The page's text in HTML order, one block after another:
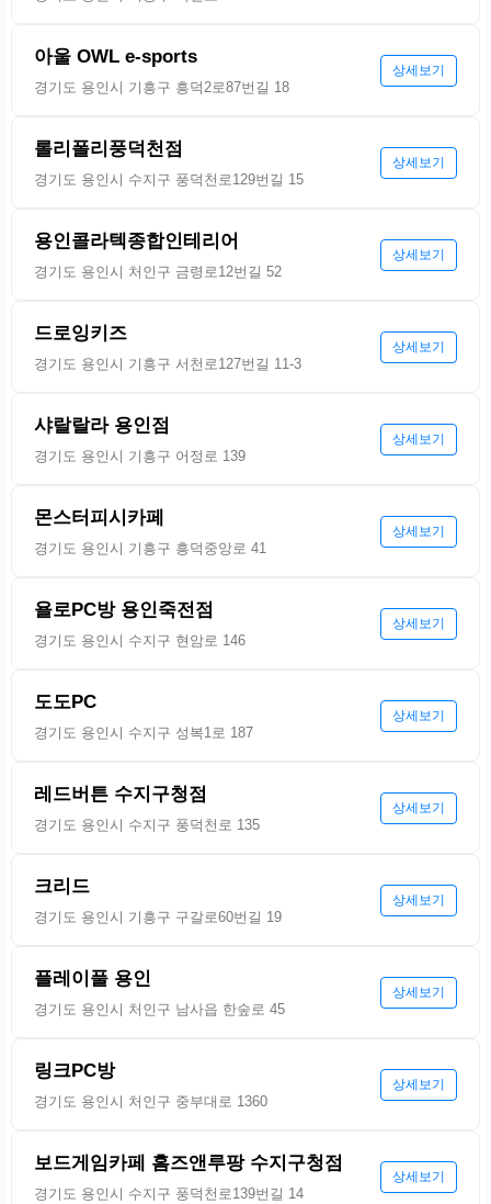
아울 OWL e-sports
경기도 용인시 기흥구 흥덕2로87번길 18
상세보기
롤리폴리풍덕천점
경기도 용인시 수지구 풍덕천로129번길 15
상세보기
용인콜라텍종합인테리어
경기도 용인시 처인구 금령로12번길 52
상세보기
드로잉키즈
경기도 용인시 기흥구 서천로127번길 11-3
상세보기
샤랄랄라 용인점
경기도 용인시 기흥구 어정로 139
상세보기
몬스터피시카페
경기도 용인시 기흥구 흥덕중앙로 41
상세보기
욜로PC방 용인죽전점
경기도 용인시 수지구 현암로 146
상세보기
도도PC
경기도 용인시 수지구 성복1로 187
상세보기
레드버튼 수지구청점
경기도 용인시 수지구 풍덕천로 135
상세보기
크리드
경기도 용인시 기흥구 구갈로60번길 19
상세보기
플레이풀 용인
경기도 용인시 처인구 남사읍 한숲로 45
상세보기
링크PC방
경기도 용인시 처인구 중부대로 1360
상세보기
보드게임카페 홈즈앤루팡 수지구청점
경기도 용인시 수지구 풍덕천로139번길 14
상세보기